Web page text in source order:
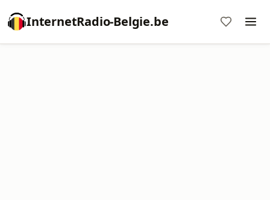
InternetRadio-Belgie.be